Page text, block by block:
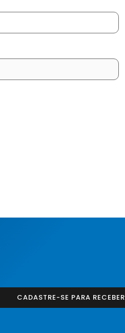
CADASTRE-SE PARA RECEBER